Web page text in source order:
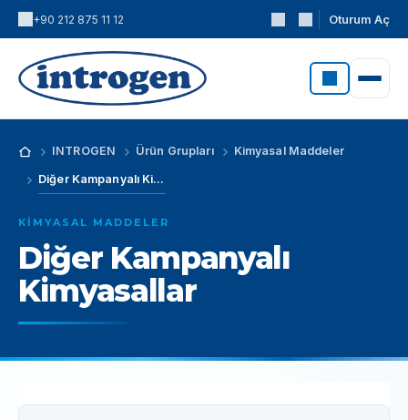
+90 212 875 11 12 Oturum Aç
INTROGEN Ürün Grupları Kimyasal Maddeler
Diğer Kampanyalı Kimyasallar
KIMYASAL MADDELER
Diğer Kampanyalı
Kimyasallar